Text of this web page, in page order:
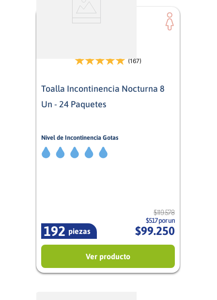
(167)
Toalla Incontinencia Nocturna 8
Un - 24 Paquetes
Nivel de Incontinencia Gotas
5/5
piezas
192
$119.578
$517 por un
$99.250
Ver producto